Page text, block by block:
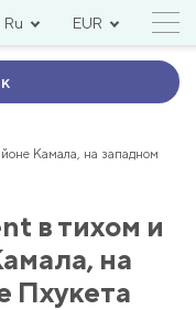
Ru EUR
Камала, на западном
в тихом и
на
Пхукета